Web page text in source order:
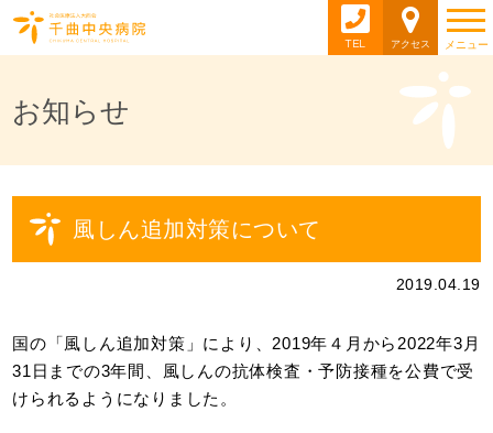
TEL アクセス メニュー
お知らせ
風しん追加対策について
2019.04.19
国の「風しん追加対策」により、2019年４月から2022年3月
31日までの3年間、風しんの抗体検査・予防接種を公費で受
けられるようになりました。